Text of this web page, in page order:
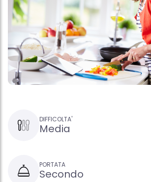
DIFFICOLTA'
Media
PORTATA
Secondo